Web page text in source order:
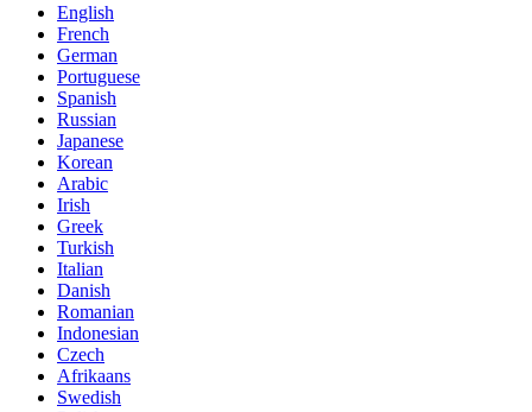
English
French
German
Portuguese
Spanish
Russian
Japanese
Korean
Arabic
Irish
Greek
Turkish
Italian
Danish
Romanian
Indonesian
Czech
Afrikaans
Swedish